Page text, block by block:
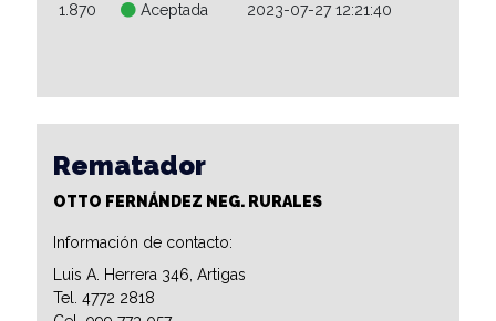
1.870
Aceptada 2023-07-27 12:21:40
Rematador
OTTO FERNÁNDEZ NEG. RURALES
Información de contacto:
Luis A. Herrera 346, Artigas
Tel. 4772 2818